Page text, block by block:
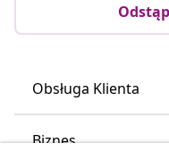
Obsługa Klienta
Biznes